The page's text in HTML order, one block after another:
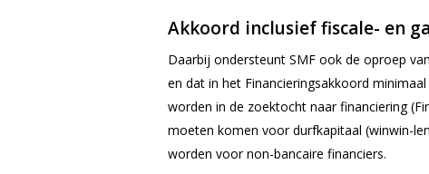
Akkoord inclusief fiscale- en
Daarbij ondersteunt SMF ook de oproep
en dat in het Financieringsakkoord
worden in de zoektocht naar financiering
moeten komen voor durfkapitaal (winwin-
worden voor non-bancaire financiers.